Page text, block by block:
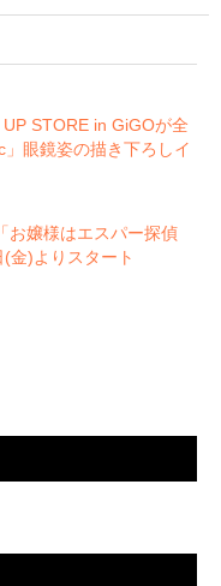
STORE in GiGOが全
眼鏡姿の描き下ろしイ
お嬢様はエスパー探偵
金)よりスタート